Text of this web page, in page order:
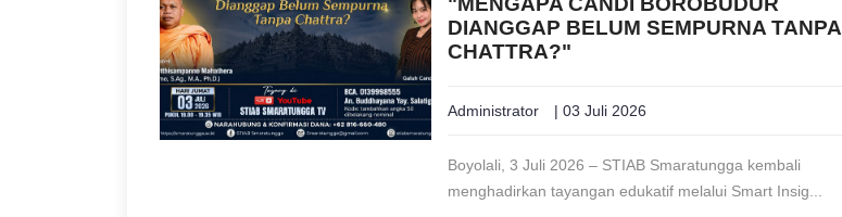
DIANGGAP BELUM SEMPURNA TANPA
CHATTRA?"
Administrator | 03 Juli 2026
Boyolali, 3 Juli 2026 – STIAB Smaratungga kembali
menghadirkan tayangan edukatif melalui Smart Insig...